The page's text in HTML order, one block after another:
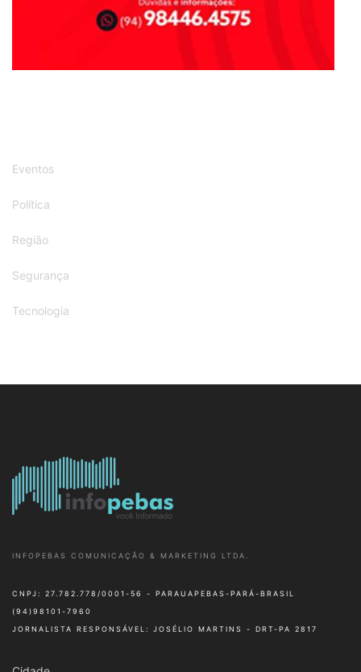
Eventos
Política
Região
Segurança
Tecnologia
INFOPEBAS COMUNICAÇÃO & MARKETING LTDA.
CNPJ: 27.782.778/0001-56 - PARAUAPEBAS-PARÁ-BRASIL
(94)98101-7960
JORNALISTA RESPONSÁVEL: JOSÉLIO MARTINS - DRT-PA 2817